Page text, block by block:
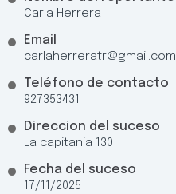
Carla Herrera
Email
carlaherreratr@gmail.com
Teléfono de contacto
927353431
Direccion del suceso
La capitania 130
Fecha del suceso
17/11/2025